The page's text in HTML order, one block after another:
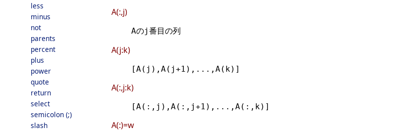
less
minus
not
parents
percent
plus
power
quote
return
select
semicolon (;)
slash
A(:,j)
Aのj番目の列
A(j:k)
[A(j),A(j+1),...,A(k)]
A(:,j:k)
[A(:,j),A(:,j+1),...,A(:,k)]
A(:)=w